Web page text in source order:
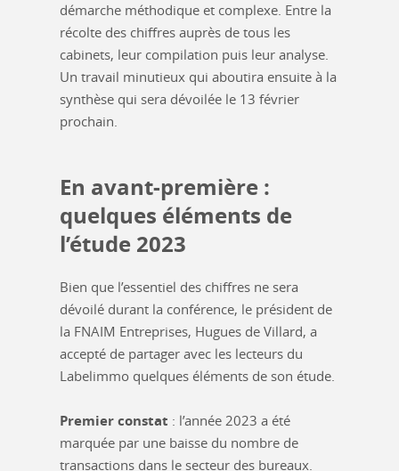
démarche méthodique et complexe. Entre la
récolte des chiffres auprès de tous les
cabinets, leur compilation puis leur analyse.
Un travail minutieux qui aboutira ensuite à la
synthèse qui sera dévoilée le 13 février
prochain.
En avant-première :
quelques éléments de
l’étude 2023
Bien que l’essentiel des chiffres ne sera
dévoilé durant la conférence, le président de
la FNAIM Entreprises, Hugues de Villard, a
accepté de partager avec les lecteurs du
Labelimmo quelques éléments de son étude.
Premier constat : l’année 2023 a été
marquée par une baisse du nombre de
transactions dans le secteur des bureaux.